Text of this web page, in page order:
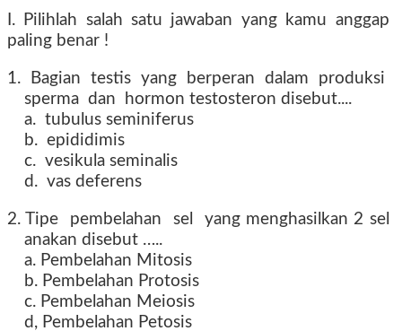
I. Pilihlah salah satu jawaban yang kamu anggap
paling benar !
1. Bagian testis yang berperan dalam produksi
sperma dan hormon testosteron disebut....
a. tubulus seminiferus
b. epididimis
c. vesikula seminalis
d. vas deferens
2. Tipe pembelahan sel yang menghasilkan 2 sel
anakan disebut …..
a. Pembelahan Mitosis
b. Pembelahan Protosis
c. Pembelahan Meiosis
d, Pembelahan Petosis